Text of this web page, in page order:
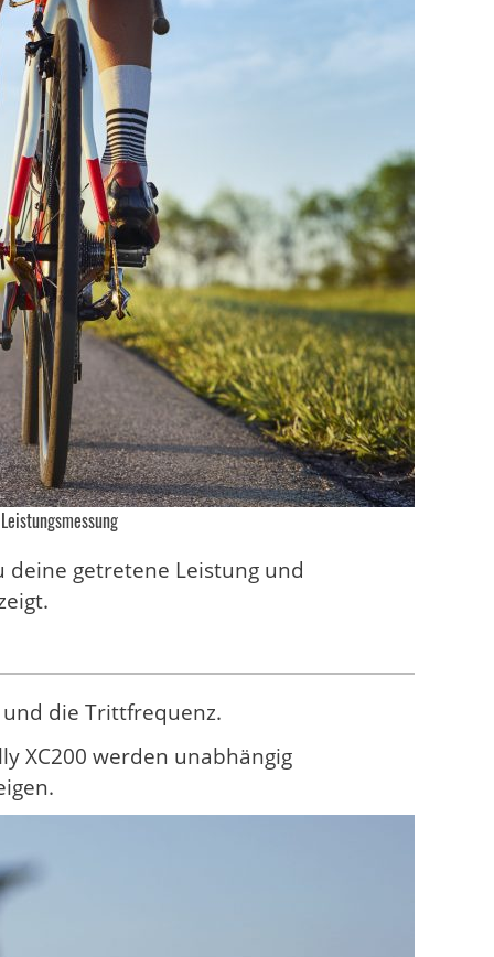
getretene Leistung und
die Trittfrequenz.
XC200 werden unabhängig